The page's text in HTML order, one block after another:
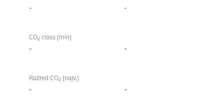
- -
CO₂ class (min)
- -
Razred CO₂ (najv.)
- -